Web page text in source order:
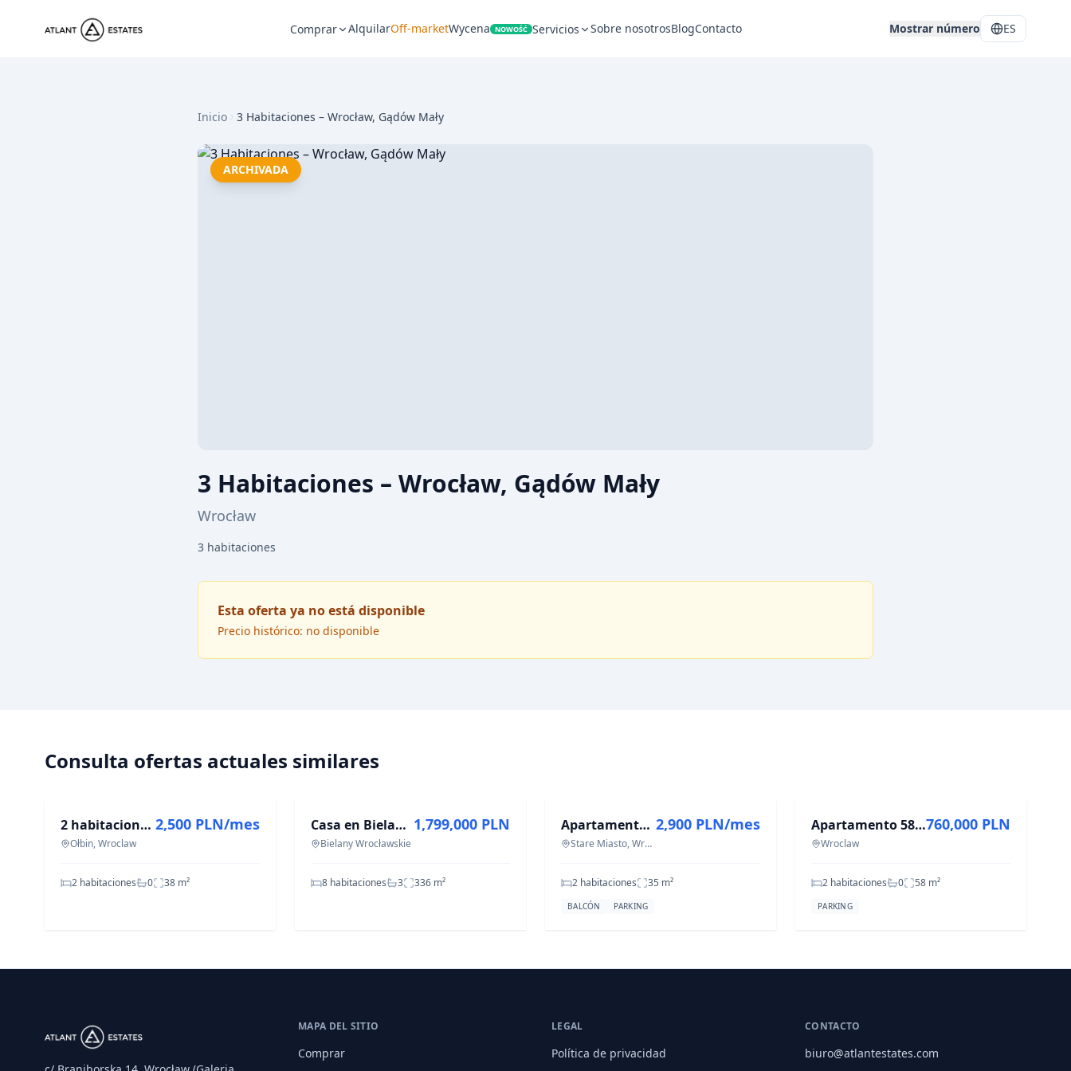
Comprar AlquilarOff-marketWycena NOWOŚĆ Servicios Sobre nosotrosBlogContacto Mostrar número ES
Inicio 3 Habitaciones – Wrocław, Gądów Mały
ARCHIVADA
3 Habitaciones – Wrocław, Gądów Mały
Wrocław
3 habitaciones
Esta oferta ya no está disponible
Precio histórico: no disponible
Consulta ofertas actuales similares
2 habitaciones, 38m, Na Szańcach, 3150 con gastos incluidos
Ołbin, Wroclaw
2,500 PLN/mes
2 habitaciones 0 38 m²
Casa en Bielany Wrocławskie - 8 habitaciones - 336 m²
Bielany Wrocławskie
1,799,000 PLN
8 habitaciones 3 336 m²
Apartamento moderno de 2 habitaciones | parking | Wrocław Centro
Stare Miasto, Wroclaw
2,900 PLN/mes
2 habitaciones 35 m²
BALCÓN PARKING
Apartamento 58 m2 Platinum Tower Wrocław, Inowrocławska
Wroclaw
760,000 PLN
2 habitaciones 0 58 m²
PARKING
MAPA DEL SITIO
Comprar
LEGAL
Política de privacidad
CONTACTO
biuro@atlantestates.com